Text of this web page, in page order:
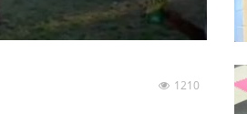
1210